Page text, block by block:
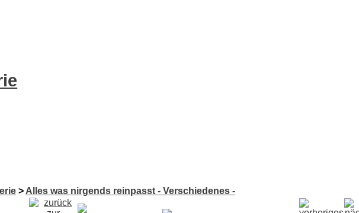
> Alles was nirgends reinpasst - Verschiedenes -